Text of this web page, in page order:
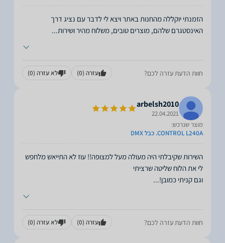
הזמנתי יוקללה מהחנות באתר ויצא לי לדבר עם נציג דרך
האינסטגרם שלהם, מוצרים טובים, משלוח מהיר ושירות...
חוות הדעת עזרה לכם? עזרה (0) לא עזרה (0)
arbelsh2010
22.04.2021
מוצר שנרכש:
CONTROL L240A. כבל DMX
השירות שקיבלתי היה מעולה מעל למצופה!! עוז לא התייאש מלחפש
וגם קניתי כמובן!...
חוות הדעת עזרה לכם? עזרה (0) לא עזרה (0)